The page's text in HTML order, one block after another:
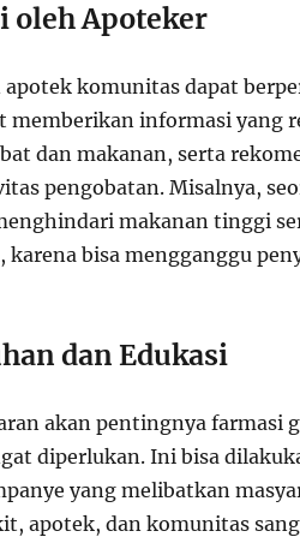
oleh Apoteker
komunitas dapat
memberikan informasi yang
dan makanan, serta
pengobatan. Misalnya,
makanan tinggi
bisa mengganggu
dan Edukasi
akan pentingnya farmasi
diperlukan. Ini bisa
yang melibatkan
apotek, dan komunitas